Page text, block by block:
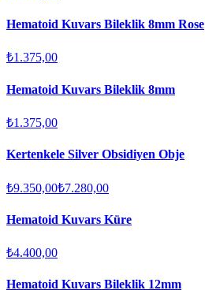
Hematoid Kuvars Bileklik 8mm Rose
₺1.375,00
Hematoid Kuvars Bileklik 8mm
₺1.375,00
Kertenkele Silver Obsidiyen Obje
₺9.350,00₺7.280,00
Hematoid Kuvars Küre
₺4.400,00
Hematoid Kuvars Bileklik 12mm